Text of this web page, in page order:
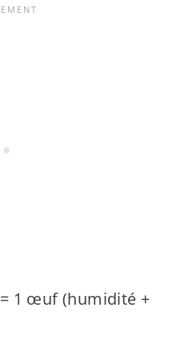
= 1 œuf (humidité +